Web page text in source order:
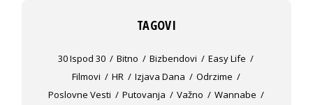
TAGOVI
30 Ispod 30 Bitno Bizbendovi
Easy Life
Filmovi
HR Izjava Dana
Odrzime
Poslovne Vesti
Putovanja Važno
Wannabe